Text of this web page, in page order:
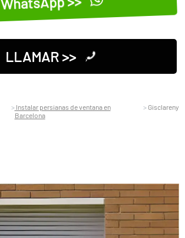
LLAMAR >>
Instalar persianas de ventana en
Barcelona
Gisclareny